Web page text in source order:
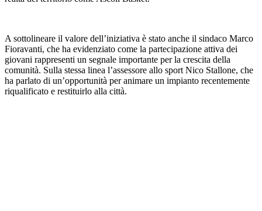
A sottolineare il valore dell’iniziativa è stato anche il sindaco Marco
Fioravanti, che ha evidenziato come la partecipazione attiva dei
giovani rappresenti un segnale importante per la crescita della
comunità. Sulla stessa linea l’assessore allo sport Nico Stallone, che
ha parlato di un’opportunità per animare un impianto recentemente
riqualificato e restituirlo alla città.